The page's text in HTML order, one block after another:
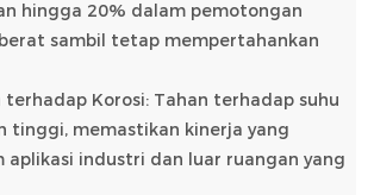
hingga 20% dalam pemotongan
sambil tetap mempertahankan
terhadap Korosi: Tahan terhadap suhu
tinggi, memastikan kinerja yang
aplikasi industri dan luar ruangan yang